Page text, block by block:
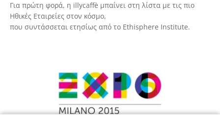
Για πρώτη φορά, η illycaffè μπαίνει στη λίστα με τις πιο
Ηθικές Εταιρείες στον κόσμο,
που συντάσσεται ετησίως από το Ethisphere Institute.